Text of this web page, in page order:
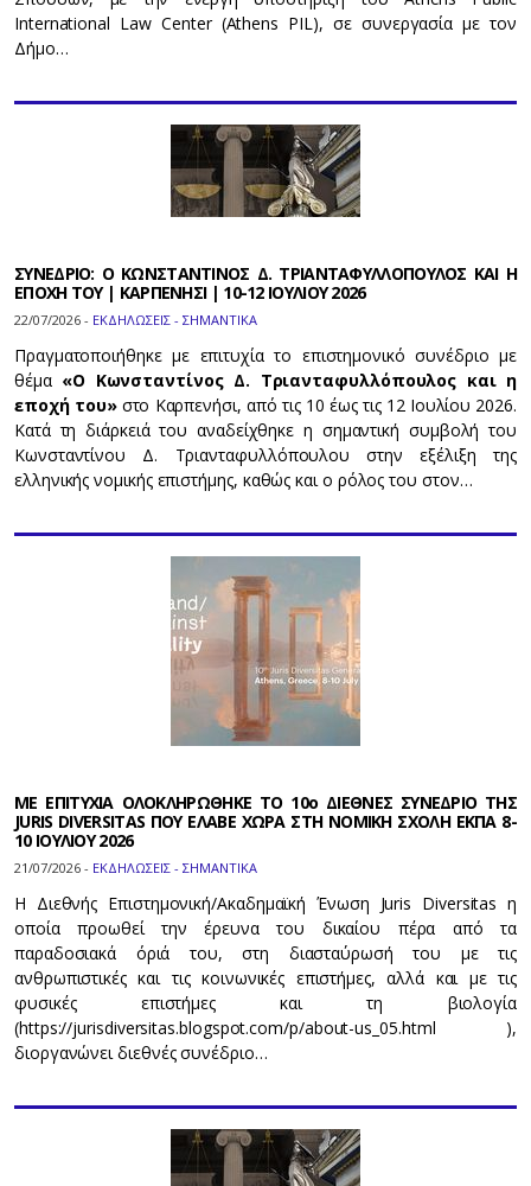
International Law Center (Athens PIL), σε συνεργασία με τον
Δήμο…
ΣΥΝΕΔΡΙΟ: Ο ΚΩΝΣΤΑΝΤΙΝΟΣ Δ. ΤΡΙΑΝΤΑΦΥΛΛΟΠΟΥΛΟΣ ΚΑΙ Η
ΕΠΟΧΗ ΤΟΥ | ΚΑΡΠΕΝΗΣΙ | 10-12 ΙΟΥΛΙΟΥ 2026
22/07/2026 - ΕΚΔΗΛΩΣΕΙΣ - ΣΗΜΑΝΤΙΚΑ
Πραγματοποιήθηκε με επιτυχία το επιστημονικό συνέδριο με
θέμα«Ο Κωνσταντίνος Δ. Τριανταφυλλόπουλος και η
εποχή του» στο Καρπενήσι, από τις 10 έως τις 12 Ιουλίου 2026.
Κατά τη διάρκειά του αναδείχθηκε η σημαντική συμβολή του
Κωνσταντίνου Δ. Τριανταφυλλόπουλου στην εξέλιξη της
ελληνικής νομικής επιστήμης, καθώς και ο ρόλος του στον…
ΜΕ ΕΠΙΤΥΧΙΑ ΟΛΟΚΛΗΡΩΘΗΚΕ ΤΟ 10ο ΔΙΕΘΝΕΣ ΣΥΝΕΔΡΙΟ ΤΗΣ
JURIS DIVERSITAS ΠΟΥ ΕΛΑΒΕ ΧΩΡΑ ΣΤΗ ΝΟΜΙΚΗ ΣΧΟΛΗ ΕΚΠΑ 8-
10 ΙΟΥΛΙΟΥ 2026
21/07/2026 - ΕΚΔΗΛΩΣΕΙΣ - ΣΗΜΑΝΤΙΚΑ
Η Διεθνής Επιστημονική/Ακαδημαϊκή Ένωση Juris Diversitas η
οποία προωθεί την έρευνα του δικαίου πέρα από τα
παραδοσιακά όριά του, στη διασταύρωσή του με τις
ανθρωπιστικές και τις κοινωνικές επιστήμες, αλλά και με τις
φυσικές επιστήμες και τη βιολογία
(https://jurisdiversitas.blogspot.com/p/about-us_05.html ),
διοργανώνει διεθνές συνέδριο…